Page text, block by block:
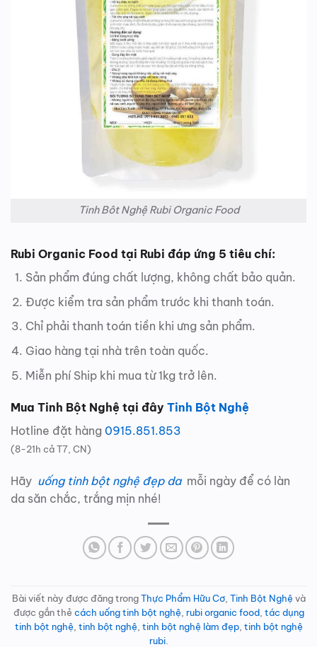
Tinh Bôt Nghệ Rubi Organic Food
Rubi Organic Food tại Rubi đáp ứng 5 tiêu chí:
Sản phẩm đúng chất lượng, không chất bảo quản.
Được kiểm tra sản phẩm trước khi thanh toán.
Chỉ phải thanh toán tiền khi ưng sản phẩm.
Giao hàng tại nhà trên toàn quốc.
Miễn phí Ship khi mua từ 1kg trở lên.
Mua Tinh Bột Nghệ tại đây Tinh Bột Nghệ
Hotline đặt hàng 0915.851.853
(8-21h cả T7, CN)
Hãy uống tinh bột nghệ đẹp damỗi ngày để có làn
da săn chắc, trắng mịn nhé!
Bài viết này được đăng trongThực Phẩm Hữu Cơ, Tinh Bột Nghệ và
được gắn thẻ cách uống tinh bột nghệ rubi organic food, tác dụng
tinh bột nghệ tinh bột nghệ tinh bột nghệ làm đẹp, tinh bột nghệ
rubi.